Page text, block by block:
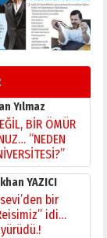
bir şehir, bir
kimin
Yılmaz
BİR ÖMÜR
“NEDEN
2026 Salı
YAZICI
bir
idi…